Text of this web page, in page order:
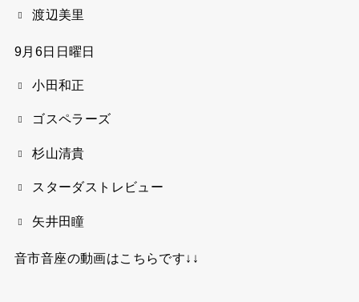
渡辺美里
9月6日日曜日
小田和正
ゴスペラーズ
杉山清貴
スターダストレビュー
矢井田瞳
音市音座の動画はこちらです↓↓